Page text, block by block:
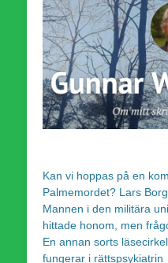
Kan vi hoppas på en
Palmemordet? Lars
Mannen i den militära
hittade honom, men
En annan sorts
fungerar i rättspsykiatrin